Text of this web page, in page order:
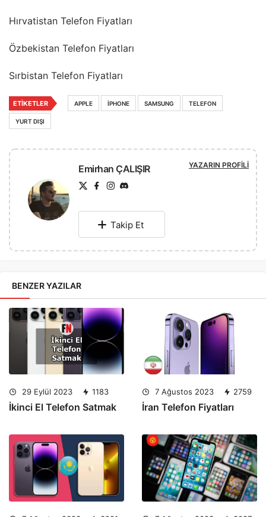
Hırvatistan Telefon Fiyatları
Özbekistan Telefon Fiyatları
Sırbistan Telefon Fiyatları
ETIKETLER APPLE IPHONE SAMSUNG TELEFON
YURT DIŞI
Emirhan ÇALIŞIR YAZARIN PROFILI
Takip Et
BENZER YAZILAR
29 Eylül 2023 1183
İkinci El Telefon Satmak
7 Ağustos 2023 2759
İran Telefon Fiyatları